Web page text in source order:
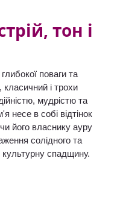
тон і
поваги та
і трохи
мудрістю та
несе в собі відтінок
його власнику ауру
солідного та
спадщину.